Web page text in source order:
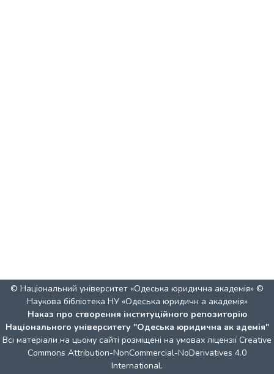
© Національний університет «Одеська юридична академія» ©
Наукова бібліотека НУ «Одеська юридичн а академія»
Наказ про створення інституційного репозиторію
Національного університету "Одеська юридична ак адемія"
Всі матеріали на цьому сайті розміщені на умовах ліцензії Creative
Commons Attribution-NonCommercial-NoDerivatives 4.0
International.